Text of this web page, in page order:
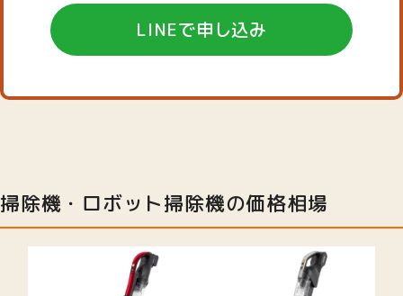
LINEで申し込み
掃除機・ロボット掃除機の価格相場